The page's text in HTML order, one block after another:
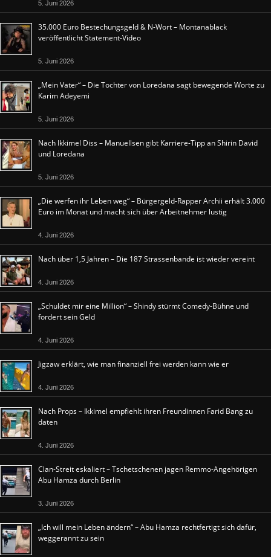
5. Juni 2026
35.000 Euro Bestechungsgeld & N-Wort – Montanablack
veröffentlicht Statement-Video
5. Juni 2026
„Mein Vater“ – Die Tochter von Loredana sagt bewegende Worte zu
Karim Adeyemi
5. Juni 2026
Nach Ikkimel Diss – Manuellsen gibt Karriere-Tipp an Shirin David
und Loredana
5. Juni 2026
„Die werfen ihr Leben weg“ – Bürgergeld-Rapper Archii erhält 3.000
Euro im Monat und macht sich über Arbeitnehmer lustig
4. Juni 2026
Nach über 1,5 Jahren – Die 187 Strassenbande ist wieder vereint
4. Juni 2026
„Schuldet mir eine Million“ – Shindy stürmt Comedy-Bühne und
fordert sein Geld
4. Juni 2026
Jigzaw erklärt, wie man finanziell frei werden kann wie er
4. Juni 2026
Nach Props – Ikkimel empfiehlt ihren Freundinnen Farid Bang zu
daten
4. Juni 2026
Clan-Streit eskaliert – Tschetschenen jagen Remmo-Angehörigen
Abu Hamza durch Berlin
3. Juni 2026
„Ich will mein Leben ändern“ – Abu Hamza rechtfertigt sich dafür,
weggerannt zu sein